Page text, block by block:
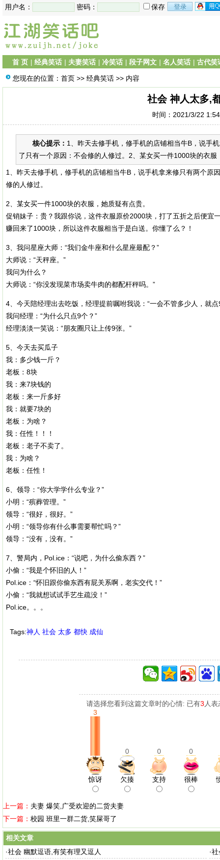
用户名： 密码： 保存
首 页 | 经典笑话 | 夫妻笑话 | 冷笑话 | 段子网文 | 名人笑话 | 古代笑
您现在的位置： 首页 >> 经典笑话 >> 内容
社会 神人太多,
时间：2021/3/22
核心提示： 1、昨天去修手机，修手机的店铺相当牛B，说手
了只有一个原因：不会修的人修过。2、某女买一件1000块的衣
1、昨天去修手机，修手机的店铺相当牛B，说手机拿来修只有两个原
修的人修过。
2、某女买一件1000块的衣服，她质疑有点贵。
促销妹子：贵？我跟你说，这件衣服原价2000块，打了五折之后便
赚回来了1000块，所以这件衣服相当于是白送。你懂了么？！
3、我问星座大师：“我们金牛座和什么星座最配？”
大师说：“天秤座。”
我问为什么？
大师说：“你没发现菜市场卖牛肉的都配杆秤吗。”
4、今天陪经理出去吃饭，经理提前嘱咐我说：“一会不管多少人，就点
我问经理：“为什么只点9个？”
经理淡淡一笑说：“朋友圈只让上传9张。”
5、今天去买瓜子
我：多少钱一斤？
老板：8块
我：来7块钱的
老板：来一斤多好
我：就要7块的
老板：为啥？
我：任性！！！
老板：老子不卖了。
我：为啥？
老板：任性！
6、领导：“你大学学什么专业？”
小明：“殡葬管理。”
领导：“很好，很好。”
小明：“领导你有什么事需要帮忙吗？”
领导：“没有，没有。”
7、警局内，Pol.ice：“说吧，为什么偷东西？”
小偷：“我是个怀旧的人！”
Pol.ice：“怀旧跟你偷东西有屁关系啊，老实交代！”
小偷：“我就想试试手艺生疏没！”
Pol.ice。。。
Tags:神人 社会 太多 都快 成仙
请选择您看到这篇文章时的心情: 已有3 人
3
0 0 0
惊讶 欠揍 支持 很棒
上一篇： 夫妻 爆笑,广受欢迎的二货夫妻
下一篇： 校园 班里一群二货,笑屎哥了
相关文章
·社会 幽默逗语,有笑有理又逗人 ·社